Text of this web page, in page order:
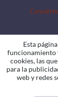
Esta
funcionamiento
cookies, las
para la
web y redes